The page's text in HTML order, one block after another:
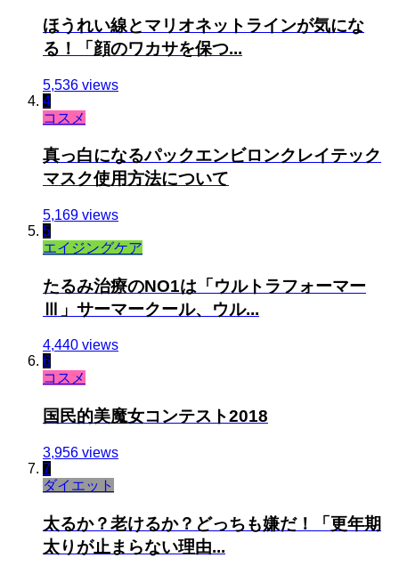
ほうれい線とマリオネットラインが気にな
る！「顔のワカサを保つ...
5,536 views
4
コスメ
真っ白になるパックエンビロンクレイテック
マスク使用方法について
5,169 views
5
エイジングケア
たるみ治療のNO1は「ウルトラフォーマー
Ⅲ」サーマークール、ウル...
4,440 views
6
コスメ
国民的美魔女コンテスト2018
3,956 views
7
ダイエット
太るか？老けるか？どっちも嫌だ！「更年期
太りが止まらない理由...